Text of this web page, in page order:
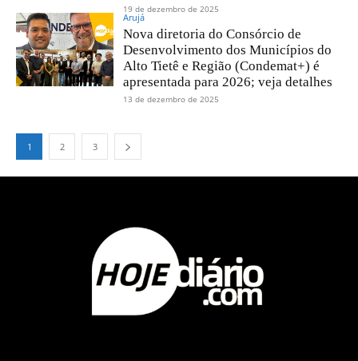
19 de dezembro de 2025
Arujá
Nova diretoria do Consórcio de
Desenvolvimento dos Municípios do
Alto Tietê e Região (Condemat+) é
apresentada para 2026; veja detalhes
13 de dezembro de 2025
1 2 3